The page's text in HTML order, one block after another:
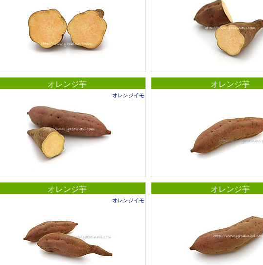
オレンジ芋
オレンジイモ
オレンジ芋
オレンジ芋
オレンジイモ
オレンジ芋